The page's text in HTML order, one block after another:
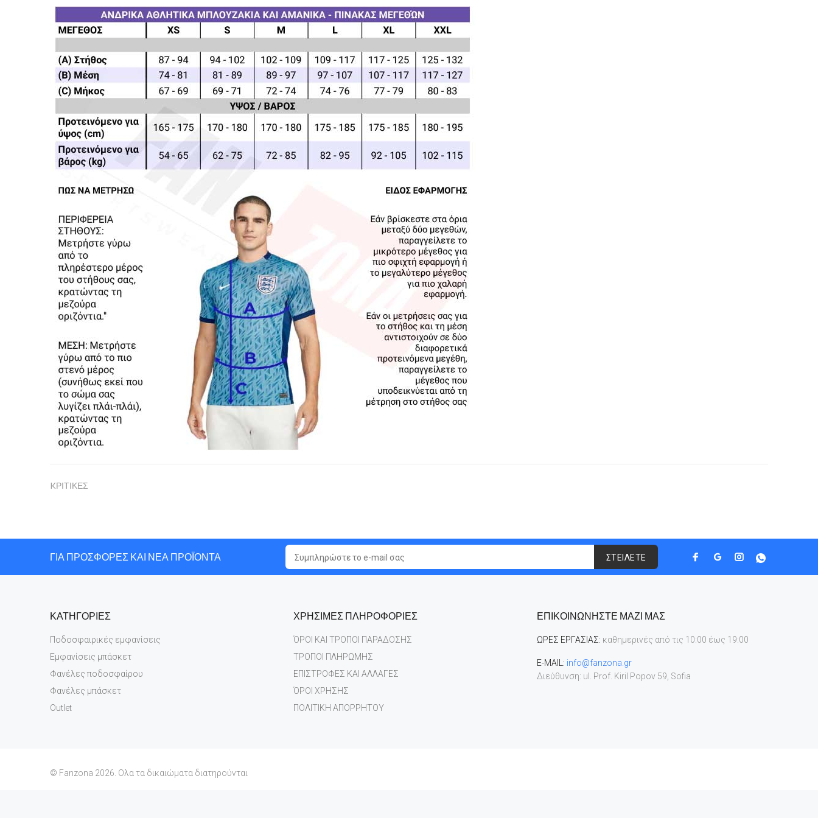
KΡΙΤΙΚΕΣ
ΓΙΑ ΠΡΟΣΦΟΡΕΣ ΚΑΙ ΝΕΑ ΠΡΟΪΟΝΤΑ ΣΤΕΙΛΕΤΕ
ΚΑΤΗΓΟΡΙΕΣ
Ποδοσφαιρικές εμφανίσεις
Εμφανίσεις μπάσκετ
Φανέλες ποδοσφαίρου
Φανέλες μπάσκετ
Outlet
ΧΡΗΣΙΜΕΣ ΠΛΗΡΟΦΟΡΙΕΣ
ΌΡΟΙ ΚΑΙ ΤΡΟΠΟΙ ΠΑΡΑΔΟΣΗΣ
ΤΡΟΠΟΙ ΠΛΗΡΩΜΗΣ
ΕΠΙΣΤΡΟΦΕΣ ΚΑΙ ΑΛΛΑΓΕΣ
ΌΡΟΙ ΧΡΗΣΗΣ
ΠΟΛΙΤΙΚΗ ΑΠΟΡΡΗΤΟΥ
ΕΠΙΚΟΙΝΩΝΗΣΤΕ ΜΑΖΙ ΜΑΣ
ΩΡΕΣ ΕΡΓΑΣΙΑΣ: καθημερινές από τις 10:00 έως 19:00
E-MAIL: info@fanzona.gr
Διεύθυνση: ul. Prof. Kiril Popov 59, Sofia
© Fanzona 2026. Ολα τα δικαιώματα διατηρούνται